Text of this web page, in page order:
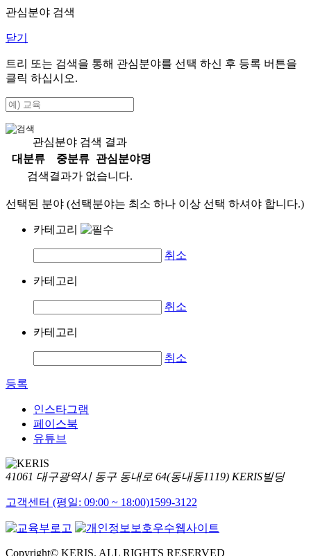
관심분야 검색
닫기
트리 또는 검색을 통해 관심분야를 선택 하신 후 등록 버튼을
클릭 하십시오.
관심분야 검색 결과
대분류
중분류
관심분야명
검색결과가 없습니다.
선택된 분야 (선택분야는 최소 하나 이상 선택 하셔야 합니다.)
카테고리
취소
카테고리
취소
카테고리
취소
등록
인스타그램
페이스북
유튜브
41061 대구광역시 동구 동내로 64(동내동1119) KERIS빌딩
고객센터 (평일: 09:00 ~ 18:00)1599-3122
Copyright© KERIS. ALL RIGHTS RESERVED